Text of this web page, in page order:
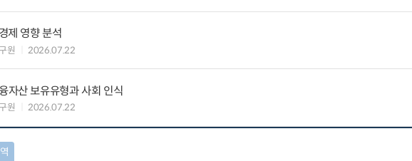
제 영향 분석
원 2026.07.22
자산 보유유형과 사회 인식
원 2026.07.22